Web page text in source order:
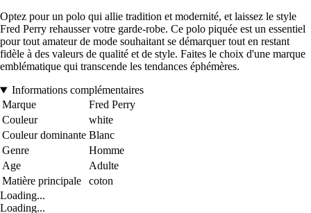
Optez pour un polo qui allie tradition et modernité, et laissez le style
Fred Perry rehausser votre garde-robe. Ce polo piquée est un essentiel
pour tout amateur de mode souhaitant se démarquer tout en restant
fidèle à des valeurs de qualité et de style. Faites le choix d'une marque
emblématique qui transcende les tendances éphémères.
Informations complémentaires
Marque
Fred Perry
Couleur
white
Couleur dominante Blanc
Genre
Homme
Age
Adulte
Matière principale
coton
Loading...
Loading...